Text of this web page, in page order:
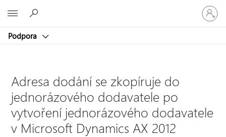
Podpora
Přihlaste
se
ke
účtu
Adresa dodání se zkopíruje do
jednorázového dodavatele po
vytvoření jednorázového dodavatele
v Microsoft Dynamics AX 2012